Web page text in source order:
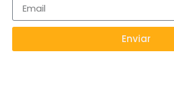
Enviar